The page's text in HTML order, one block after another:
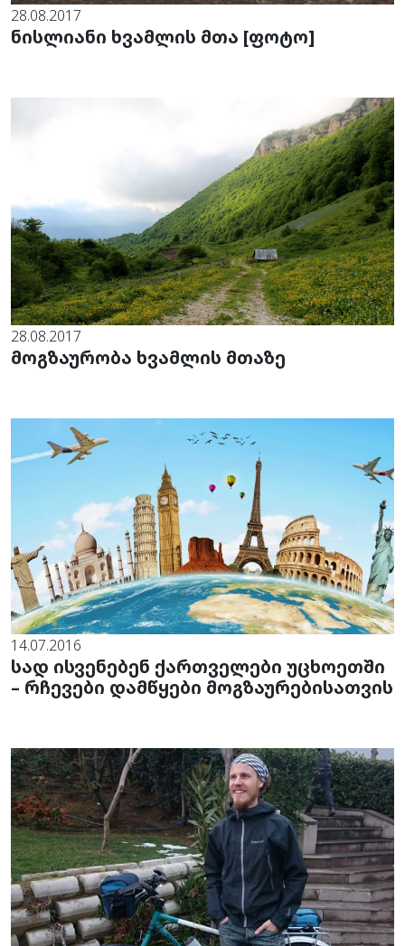
28.08.2017
ნისლიანი ხვამლის მთა [ფოტო]
28.08.2017
მოგზაურობა ხვამლის მთაზე
14.07.2016
სად ისვენებენ ქართველები უცხოეთში
– რჩევები დამწყები მოგზაურებისათვის